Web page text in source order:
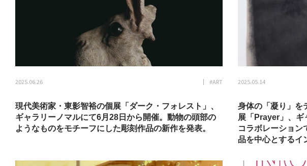
2025.06.26 #ART
現代美術家・東影智裕の個展「ダーク・フォレスト」、
ギャラリーノマルにて6月28日から開催。動物の頭部の
ようなものをモチーフにした彫刻作品の新作を発表。
2025.05.14
身体の「凝り」を
展「Prayer」、ギ
コラボレーション
品を中心とするイ